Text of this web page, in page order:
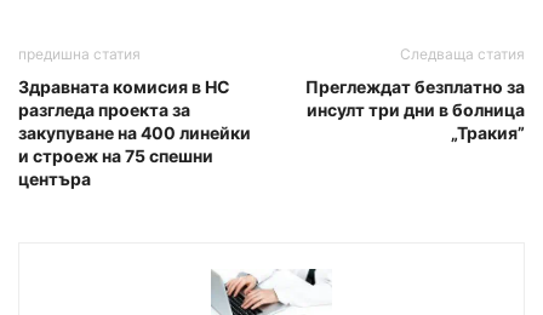
предишна статия
Здравната комисия в НС
разгледа проекта за
закупуване на 400 линейки
и строеж на 75 спешни
центъра
Следваща статия
Преглеждат безплатно за
инсулт три дни в болница
„Тракия”